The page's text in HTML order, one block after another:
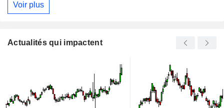
Voir plus
Actualités qui impactent